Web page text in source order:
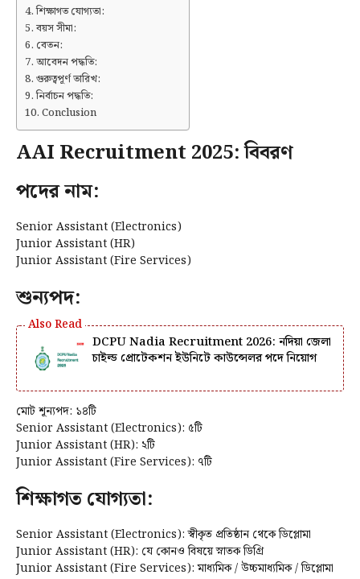
শিক্ষাগত যোগ্যতা:
বয়স সীমা:
বেতন:
আবেদন পদ্ধতি:
গুরুত্বপূর্ণ তারিখ:
নির্বাচন পদ্ধতি:
Conclusion
AAI Recruitment 2025: বিবরণ
পদের নাম:
Senior Assistant (Electronics)
Junior Assistant (HR)
Junior Assistant (Fire Services)
শুন্যপদ:
DCPU Nadia Recruitment 2026: নদিয়া জেলা
চাইল্ড প্রোটেকশন ইউনিটে কাউন্সেলর পদে নিয়োগ
মোট শূন্যপদ: ১৪টি
Senior Assistant (Electronics): ৫টি
Junior Assistant (HR): ২টি
Junior Assistant (Fire Services): ৭টি
শিক্ষাগত যোগ্যতা:
Senior Assistant (Electronics): স্বীকৃত প্রতিষ্ঠান থেকে ডিপ্লোমা
Junior Assistant (HR): যে কোনও বিষয়ে স্নাতক ডিগ্রি
Junior Assistant (Fire Services): মাধ্যমিক / উচ্চমাধ্যমিক / ডিপ্লোমা